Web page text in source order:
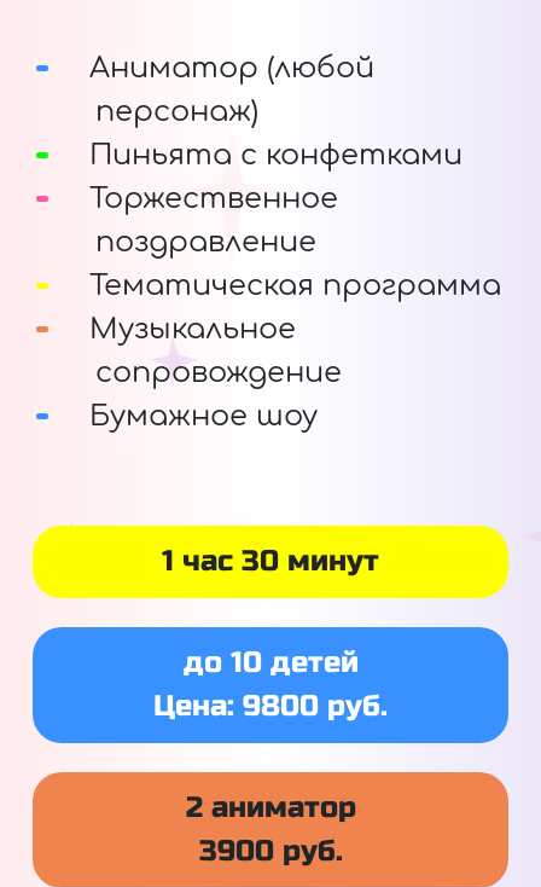
Аниматор (любой
персонаж)
Пиньята с конфетками
Торжественное
поздравление
Тематическая программа
Музыкальное
сопровождение
Бумажное шоу
1 час 30 минут
до 10 детей
Цена: 9800 руб.
2 аниматор
3900 руб.